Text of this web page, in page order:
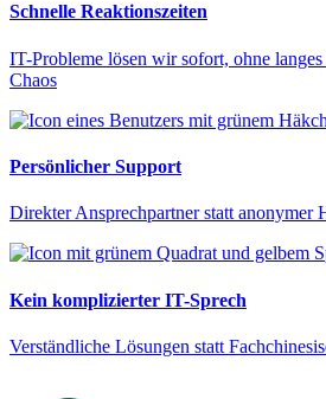
Schnelle Reaktionszeiten
IT-Probleme lösen wir sofort, ohne
Chaos
Persönlicher Support
Direkter Ansprechpartner statt anonymer
Kein komplizierter IT-Sprech
Verständliche Lösungen statt